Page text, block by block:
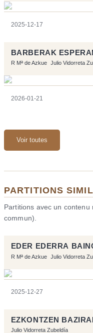
2025-12-17
BARBERAK
R Mª de Azkue Julio Vidorreta
2026-01-21
Voir toutes
PARTITIONS
Partitions avec un
commun).
EDER EDERRA
R Mª de Azkue Julio Vidorreta
2025-12-27
EZKONTZEN
Julio Vidorreta Zubeldía